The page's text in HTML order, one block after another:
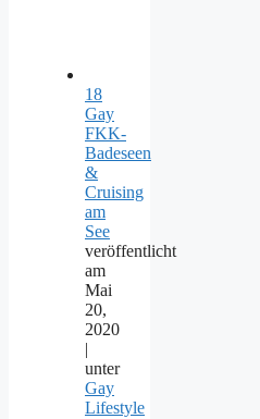
18
Gay
FKK-
Badeseen
&
Cruising
am
See
veröffentlicht
am
Mai
20,
2020
|
unter
Gay
Lifestyle